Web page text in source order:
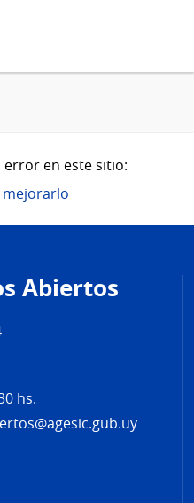
en este sitio:
mejorarlo
Abiertos
hs.